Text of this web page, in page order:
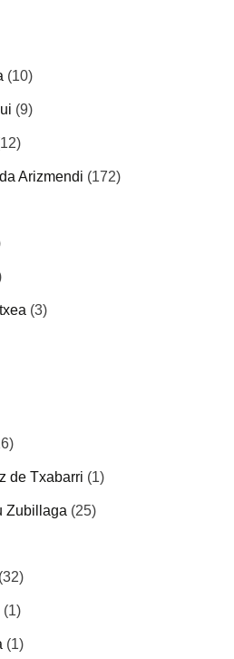
(10)
(9)
Arizmendi (172)
(3)
de Txabarri (1)
Zubillaga (25)
(32)
(1)
(1)